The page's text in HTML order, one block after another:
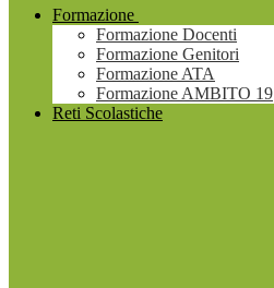
Formazione
Formazione Docenti
Formazione Genitori
Formazione ATA
Formazione AMBITO 19
Reti Scolastiche